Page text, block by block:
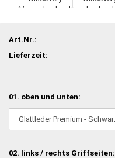
Art.Nr.:
Lieferzeit:
01. oben und unten:
02. links / rechts Griffseiten: